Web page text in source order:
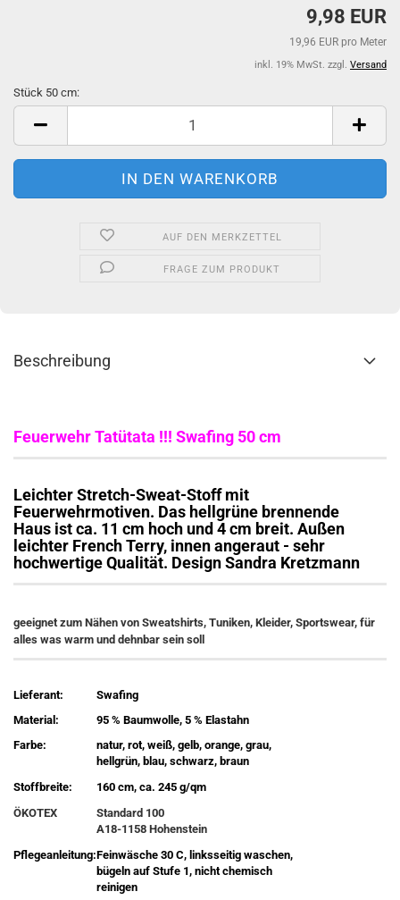
9,98 EUR
19,96 EUR pro Meter
inkl. 19% MwSt. zzgl. Versand
Stück 50 cm:
Stück
cm
AUF DEN MERKZETTEL
FRAGE ZUM PRODUKT
Beschreibung
Feuerwehr Tatütata !!! Swafing 50 cm
Leichter Stretch-Sweat-Stoff mit
Feuerwehrmotiven. Das hellgrüne brennende
Haus ist ca. 11 cm hoch und 4 cm breit. Außen
leichter French Terry, innen angeraut - sehr
hochwertige Qualität. Design Sandra Kretzmann
geeignet zum Nähen von Sweatshirts, Tuniken, Kleider, Sportswear, für
alles was warm und dehnbar sein soll
Lieferant:
Swafing
Material:
95 % Baumwolle, 5 % Elastahn
Farbe:
natur, rot, weiß, gelb, orange, grau,
hellgrün, blau, schwarz, braun
Stoffbreite:
160 cm, ca. 245 g/qm
ÖKOTEX
Standard 100
A18-1158 Hohenstein
Pflegeanleitung:Feinwäsche 30 C, linksseitig waschen,
bügeln auf Stufe 1, nicht chemisch
reinigen